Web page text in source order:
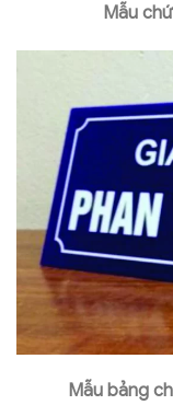
Mẫu
Mẫu bảng